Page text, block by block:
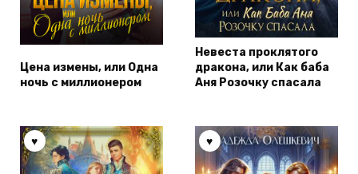
Цена измены, или Одна
ночь с миллионером
Невеста проклятого
дракона, или Как баба
Аня Розочку спасала